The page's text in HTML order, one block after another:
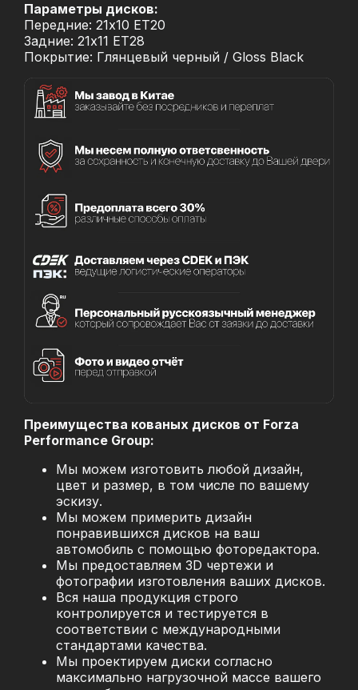
Параметры дисков:
Передние: 21x10 ET20
Задние: 21x11 ET28
Покрытие: Глянцевый черный / Gloss Black
Преимущества кованых дисков от Forza
Performance Group:
Мы можем изготовить любой дизайн,
цвет и размер, в том числе по вашему
эскизу.
Мы можем примерить дизайн
понравившихся дисков на ваш
автомобиль с помощью фоторедактора.
Мы предоставляем 3D чертежи и
фотографии изготовления ваших дисков.
Вся наша продукция строго
контролируется и тестируется в
соответствии с международными
стандартами качества.
Мы проектируем диски согласно
максимально нагрузочной массе вашего